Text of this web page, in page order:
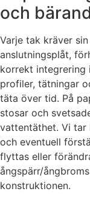
och
Varje tak kräver
anslutningsplåt,
korrekt integrering
profiler, tätningar
täta över tid. På
stosar och
vattentäthet. Vi tar
och eventuell
flyttas eller
ångspärr/
konstruktionen.